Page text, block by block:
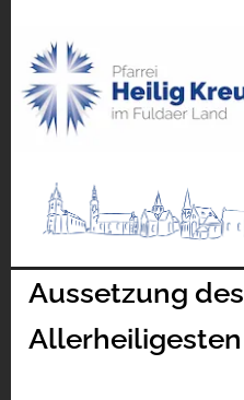
Aussetzung des
Allerheiligesten